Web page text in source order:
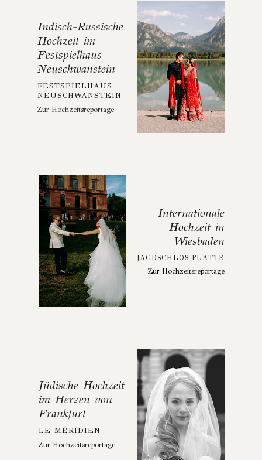
Indisch-Russische
Hochzeit im
Festspielhaus
Neuschwanstein
FESTSPIELHAUS
NEUSCHWANSTEIN
Zur Hochzeitsreportage
Internationale
Hochzeit in
Wiesbaden
JAGDSCHLOS PLATTE
Zur Hochzeitsreportage
Jüdische Hochzeit
im Herzen von
Frankfurt
LE MÉRIDIEN
Zur Hochzeitsreportage